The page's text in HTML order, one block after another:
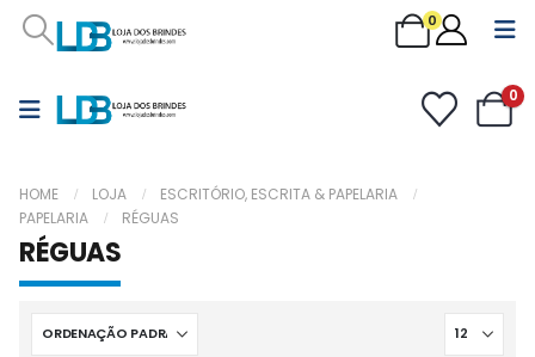
0
0
HOME LOJA
ESCRITÓRIO, ESCRITA & PAPELARIA
PAPELARIA
RÉGUAS
RÉGUAS